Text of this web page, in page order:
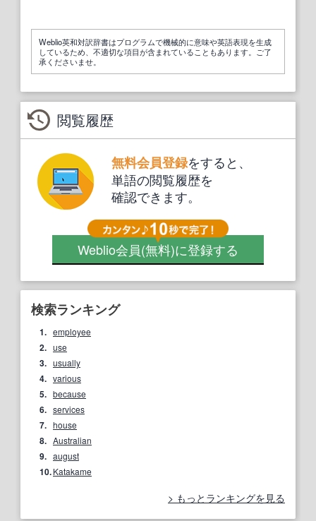
Weblio英和対訳辞書はプログラムで機械的に意味や英語表現を生成
しているため、不適切な項目が含まれていることもあります。ご了
承くださいませ。
閲覧履歴
無料会員登録をすると、
単語の閲覧履歴を
確認できます。
Weblio会員(無料)に登録する
検索ランキング
1. employee
2. use
3. usually
4. various
5. because
6. services
7. house
8. Australian
9. august
10.Katakame
もっとランキングを見る